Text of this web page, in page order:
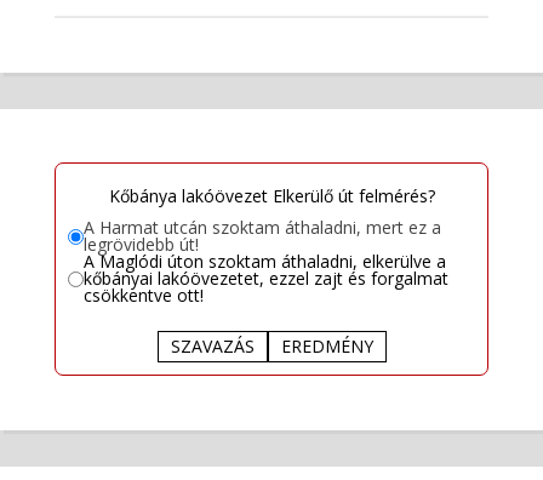
Kőbánya lakóövezet Elkerülő út felmérés?
A Harmat utcán szoktam áthaladni, mert ez a
legrövidebb út!
A Maglódi úton szoktam áthaladni, elkerülve a
kőbányai lakóövezetet, ezzel zajt és forgalmat
csökkentve ott!
SZAVAZÁS EREDMÉNY